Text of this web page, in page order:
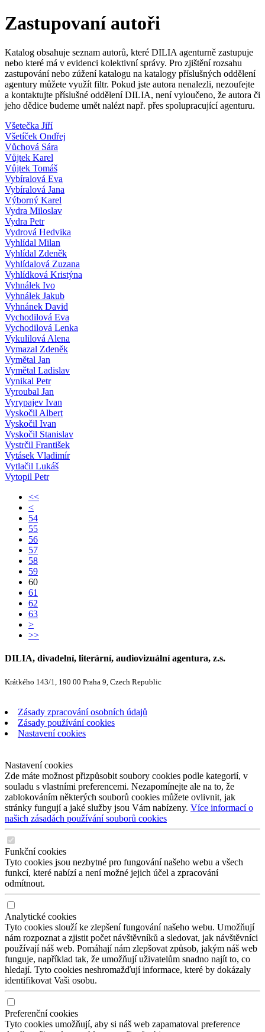
Zastupovaní autoři
Katalog obsahuje seznam autorů, které DILIA agenturně zastupuje
nebo které má v evidenci kolektivní správy. Pro zjištění rozsahu
zastupování nebo zúžení katalogu na katalogy příslušných oddělení
agentury můžete využít filtr. Pokud jste autora nenalezli, nezoufejte
a kontaktujte příslušné oddělení DILIA, není vyloučeno, že autora či
jeho dědice budeme umět nalézt např. přes spolupracující agenturu.
Všetečka Jiří
Všetíček Ondřej
Vůchová Sára
Vůjtek Karel
Vůjtek Tomáš
Vybíralová Eva
Vybíralová Jana
Výborný Karel
Vydra Miloslav
Vydra Petr
Vydrová Hedvika
Vyhlídal Milan
Vyhlídal Zdeněk
Vyhlídalová Zuzana
Vyhlídková Kristýna
Vyhnálek Ivo
Vyhnálek Jakub
Vyhnánek David
Vychodilová Eva
Vychodilová Lenka
Vykulilová Alena
Vymazal Zdeněk
Vymětal Jan
Vymětal Ladislav
Vynikal Petr
Vyroubal Jan
Vyrypajev Ivan
Vyskočil Albert
Vyskočil Ivan
Vyskočil Stanislav
Vystrčil František
Vytásek Vladimír
Vytlačil Lukáš
Vytopil Petr
<<
<
54
55
56
57
58
59
60
61
62
63
>
>>
DILIA, divadelní, literární, audiovizuální agentura, z.s.
Krátkého 143/1, 190 00 Praha 9, Czech Republic
Zásady zpracování osobních údajů
Zásady používání cookies
Nastavení cookies
Nastavení cookies
Zde máte možnost přizpůsobit soubory cookies podle kategorií, v
souladu s vlastními preferencemi. Nezapomínejte ale na to, že
zablokováním některých souborů cookies můžete ovlivnit, jak
stránky fungují a jaké služby jsou Vám nabízeny. Více informací o
našich zásadách používání souborů cookies
Funkční cookies
Tyto cookies jsou nezbytné pro fungování našeho webu a všech
funkcí, které nabízí a není možné jejich účel a zpracování
odmítnout.
Analytické cookies
Tyto cookies slouží ke zlepšení fungování našeho webu. Umožňují
nám rozpoznat a zjistit počet návštěvníků a sledovat, jak návštěvníci
používají náš web. Pomáhají nám zlepšovat způsob, jakým náš web
funguje, například tak, že umožňují uživatelům snadno najít to, co
hledají. Tyto cookies neshromažďují informace, které by dokázaly
identifikovat Vaši osobu.
Preferenční cookies
Tyto cookies umožňují, aby si náš web zapamatoval preference